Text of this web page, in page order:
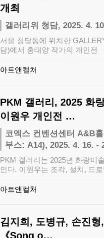
개최
갤러리위 청담, 2025. 4.
서울 청담동에 위치한
담)에서 홍태양 작가의 개인전
아트앤컬처
PKM 갤러리, 2025 화
이원우 개인전 …
코엑스 컨벤션센터 A&B
부스: A14), 2025. 4. 16. -
PKM 갤러리는 2025년 화랑미
인다. 이원우는 조각, 설치, 드
아트앤컬처
김지희, 도병규, 손진형
《Song o…